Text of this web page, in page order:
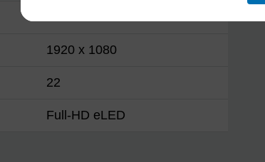
1920 x 1080
22
Full-HD eLED